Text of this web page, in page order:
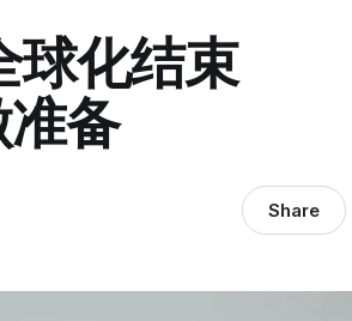
球化结束
准备
Share